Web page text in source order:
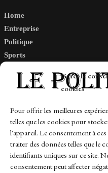
Gérer le
cookies
Pour offrir les meilleures
telles que les cookies pour
l'appareil. Le consentement à
traiter des données telles que le
identifiants uniques sur ce site.
consentement peut affecter
Home
Entreprise
Politique
Sports
Links
Contact
Sitemap